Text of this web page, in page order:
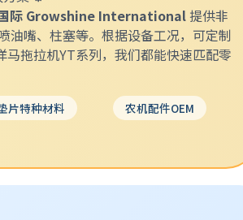
际 Growshine International 提供非
油嘴、柱塞等。根据设备工况，可定制
拖拉机YT系列，我们都能快速匹配零
片特种材料
农机配件OEM